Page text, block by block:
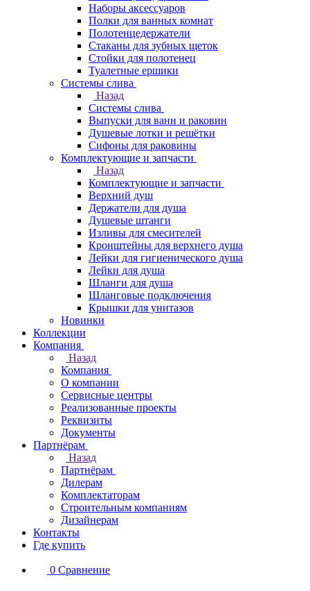
Наборы аксессуаров
Полки для ванных комнат
Полотенцедержатели
Стаканы для зубных щеток
Стойки для полотенец
Туалетные ершики
Системы слива
Назад
Системы слива
Выпуски для ванн и раковин
Душевые лотки и решётки
Сифоны для раковины
Комплектующие и запчасти
Назад
Комплектующие и запчасти
Верхний душ
Держатели для душа
Душевые штанги
Изливы для смесителей
Кронштейны для верхнего душа
Лейки для гигиенического душа
Лейки для душа
Шланги для душа
Шланговые подключения
Крышки для унитазов
Новинки
Коллекции
Компания
Назад
Компания
О компании
Сервисные центры
Реализованные проекты
Реквизиты
Документы
Партнёрам
Назад
Партнёрам
Дилерам
Комплектаторам
Строительным компаниям
Дизайнерам
Контакты
Где купить
0 Сравнение